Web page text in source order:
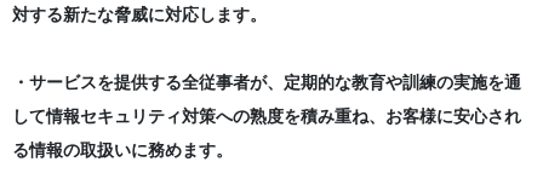
対する新たな脅威に対応します。
・サービスを提供する全従事者が、定期的な教育や訓練の実施を通
して情報セキュリティ対策への熟度を積み重ね、お客様に安心され
る情報の取扱いに務めます。